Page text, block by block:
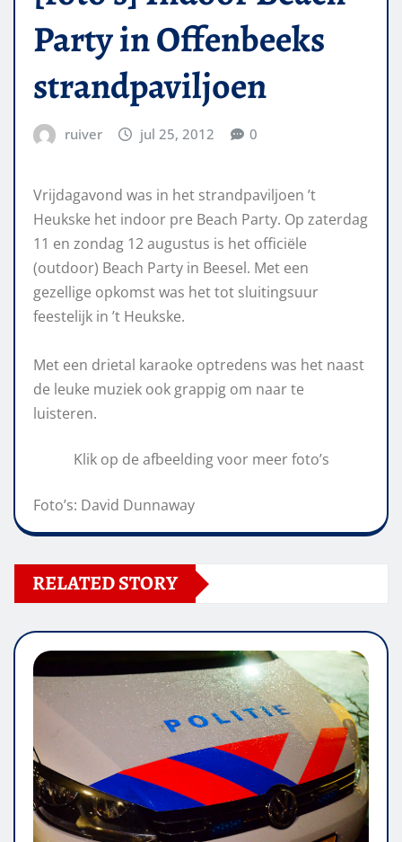
Party in Offenbeeks
strandpaviljoen
ruiver jul 25, 2012 0
Vrijdagavond was in het strandpaviljoen ’t
Heukske het indoor pre Beach Party. Op zaterdag
11 en zondag 12 augustus is het officiële
(outdoor) Beach Party in Beesel. Met een
gezellige opkomst was het tot sluitingsuur
feestelijk in ’t Heukske.
Met een drietal karaoke optredens was het naast
de leuke muziek ook grappig om naar te
luisteren.
Klik op de afbeelding voor meer foto’s
Foto’s: David Dunnaway
RELATED STORY